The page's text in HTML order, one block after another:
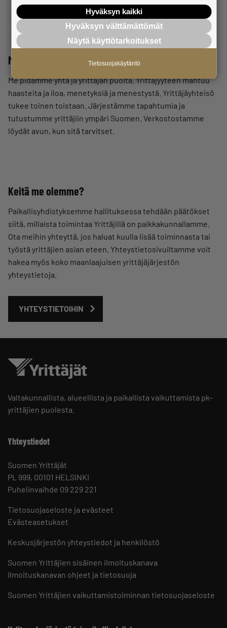
Mitä me teemme
Me pidämme yhtä ja yrittäjän puolta. Yrittäjyyteen mahtuu
haasteita ja iloa, menetyksiä ja menestystä. Yrittäjäyhteisö
tukee toinen toistaan. Järjestämme tapahtumia ja
tutustumme yrittäjiin ympäri Suomen. Verkostostamme
löydät avun, kun sitä tarvitset.
Keitä me olemme?
Paikallisyhdistyksemme hallituksessa tehdään päätökset
siitä, millaista toimintaa Yrittäjillä on paikkakunnallamme.
Ota meihin yhteyttä, jos haluat kuulla lisää toiminnasta tai
työstä yrittäjien asian eteen. Yhteystietosivuiltamme voit
hakea myös koko maanlaajuisen yrittäjäjärjestön
yhteystietoja.
YHTEYSTIETOIHIN
Valtakunnallista, alueellista ja paikallista vaikuttamista pk-
yrittäjien puolesta.
Yhteystiedot
Suomen Yrittäjät
PL 999, 00101 HELSINKI
Puhelinvaihde 09 229 221
Tietosuojaseloste ja evästeet
Evästeasetukset
Keskusjärjestön yhteystiedot ja henkilöstö
Suomen Yrittäjien sisäinen ilmoituskanava
Ilmoituskanavan ohjeet ja tietosuoja
Suomen Yrittäjien vaikuttamistoiminnan tietosuojaseloste
Hyväksyn kaikki
Hyväksyn välttämättömät
Näytä käyttötarkoitukset
Tietosuojakäytäntö